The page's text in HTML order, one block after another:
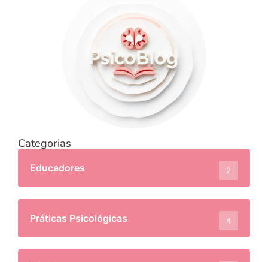
Categorias
Educadores 2
Práticas Psicológicas 4